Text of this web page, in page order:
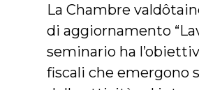
La Chambre
di aggiornamento
seminario ha
fiscali che emergono